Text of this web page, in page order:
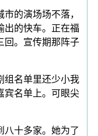
的演场场不落，
出的快车。正在福
回。宣传期那阵子
名单里还少小我
名单上。可眼尖
十多家。她为了